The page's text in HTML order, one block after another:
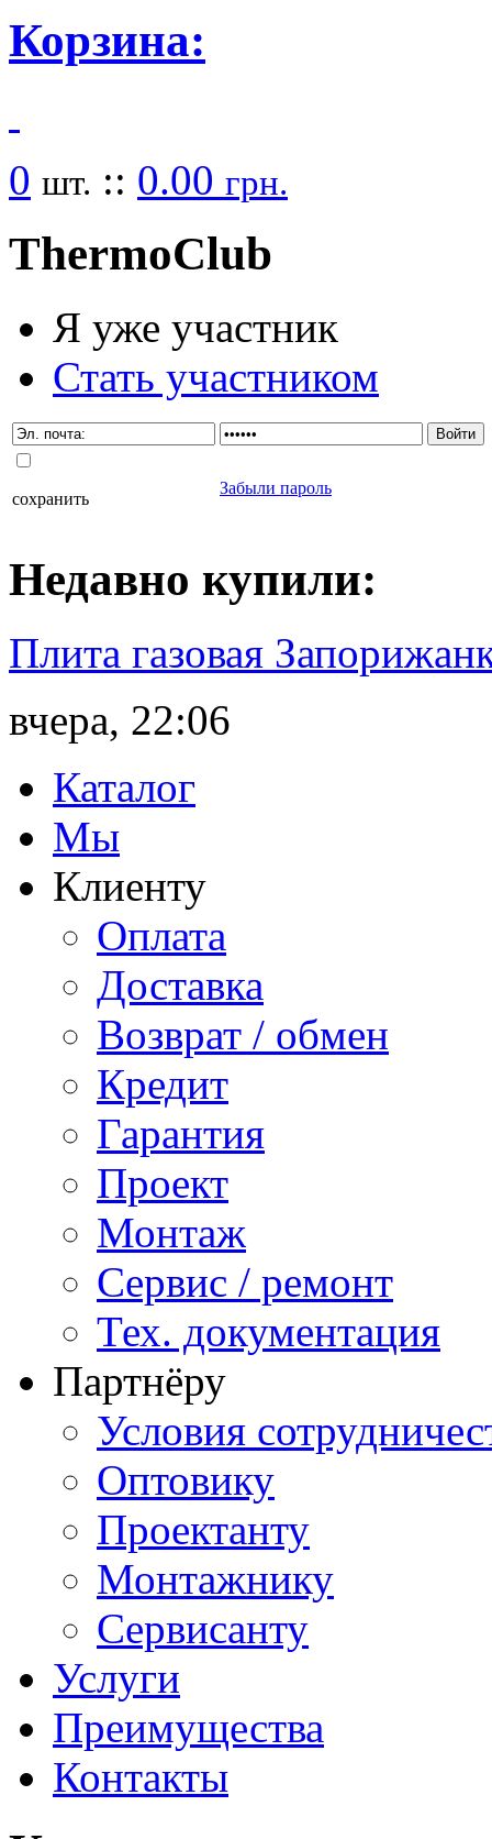
Корзина:
0 шт. :: 0.00 грн.
ThermoClub
Я уже участник
Стать участником
сохранить
Забыли пароль
Недавно купили:
Плита газовая
вчера, 22:06
Каталог
Мы
Клиенту
Оплата
Доставка
Возврат / обмен
Кредит
Гарантия
Проект
Монтаж
Сервис / ремонт
Тех. документация
Партнёру
Условия
Оптовику
Проектанту
Монтажнику
Сервисанту
Услуги
Преимущества
Контакты